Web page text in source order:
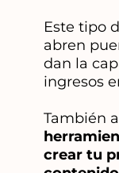
Este tipo
abren
dan la
ingresos
También
crear tu